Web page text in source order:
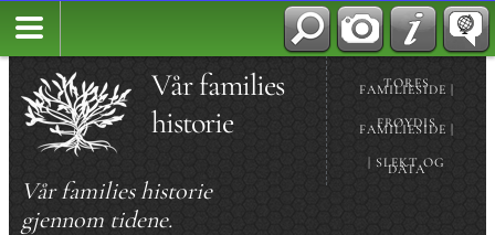
Vår families
historie
Vår families historie
gjennom tidene.
TORES
FAMILIESIDE |
FRØYDIS
FAMILIESIDE |
| SLEKT OG
DATA